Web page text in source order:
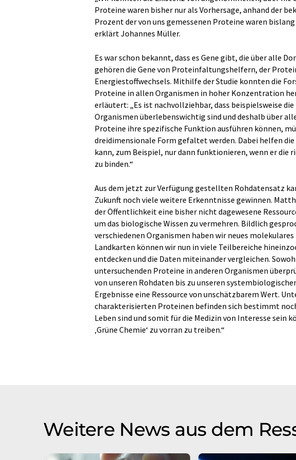
Proteine waren bisher nur als Vorhersage, anhand der
Prozent der von uns gemessenen Proteine waren
erklärt Johannes Müller.
Es war schon bekannt, dass es Gene gibt, die über alle
gehören die Gene von Proteinfaltungshelfern, der
Energiestoffwechsels. Mithilfe der Studie konnten die
Proteine in allen Organismen in hoher Konzentration
erläutert: „Es ist nachvollziehbar, dass beispielsweise
Organismen überlebenswichtig sind und deshalb über
Proteine ihre spezifische Funktion ausführen können,
dreidimensionale Form gefaltet werden. Dabei helfen
kann, zum Beispiel, nur dann funktionieren, wenn er die
zu binden.“
Aus dem jetzt zur Verfügung gestellten Rohdatensatz
Zukunft noch viele weitere Erkenntnisse gewinnen.
der Öffentlichkeit eine bisher nicht dagewesene
um das biologische Wissen zu vermehren. Bildlich
verschiedenen Organismen haben wir neues
Landkarten können wir nun in viele Teilbereiche
entdecken und die Daten miteinander vergleichen.
untersuchenden Proteine in anderen Organismen
von unseren Rohdaten bis zu unseren
Ergebnisse eine Ressource von unschätzbarem Wert.
charakterisierten Proteinen befinden sich bestimmt
Leben sind und somit für die Medizin von Interesse sein
‚Grüne Chemie‘ zu vorran zu treiben.“
Weitere News aus dem